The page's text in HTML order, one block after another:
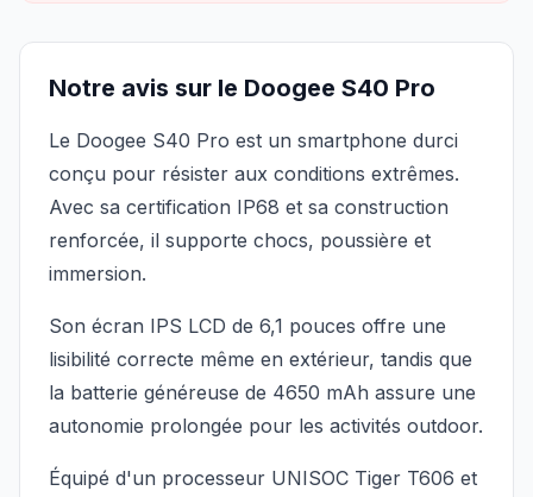
Notre avis sur le Doogee S40 Pro
Le Doogee S40 Pro est un smartphone durci
conçu pour résister aux conditions extrêmes.
Avec sa certification IP68 et sa construction
renforcée, il supporte chocs, poussière et
immersion.
Son écran IPS LCD de 6,1 pouces offre une
lisibilité correcte même en extérieur, tandis que
la batterie généreuse de 4650 mAh assure une
autonomie prolongée pour les activités outdoor.
Équipé d'un processeur UNISOC Tiger T606 et